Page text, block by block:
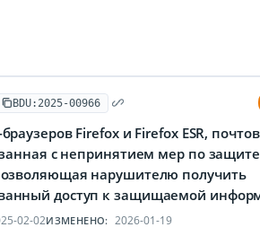
BDU:2025-00966
Firefox и Firefox ESR,
с непринятием мер по
нарушителю получить
доступ к защищаемой
02-02ИЗМЕНЕНО: 2026-01-19